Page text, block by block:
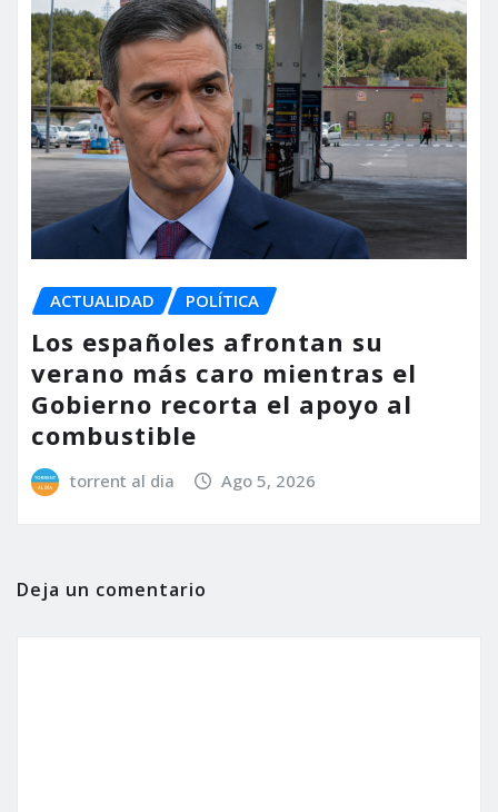
ACTUALIDAD POLÍTICA
Los españoles afrontan su
verano más caro mientras el
Gobierno recorta el apoyo al
combustible
torrent al dia Ago 5, 2026
Deja un comentario